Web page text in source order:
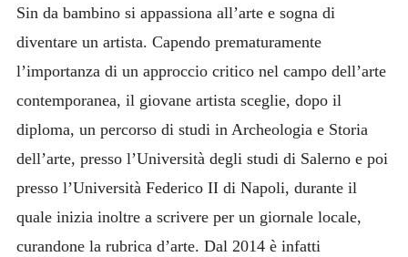
Sin da bambino si appassiona all’arte e sogna di
diventare un artista. Capendo prematuramente
l’importanza di un approccio critico nel campo dell’arte
contemporanea, il giovane artista sceglie, dopo il
diploma, un percorso di studi in Archeologia e Storia
dell’arte, presso l’Università degli studi di Salerno e poi
presso l’Università Federico II di Napoli, durante il
quale inizia inoltre a scrivere per un giornale locale,
curandone la rubrica d’arte. Dal 2014 è infatti